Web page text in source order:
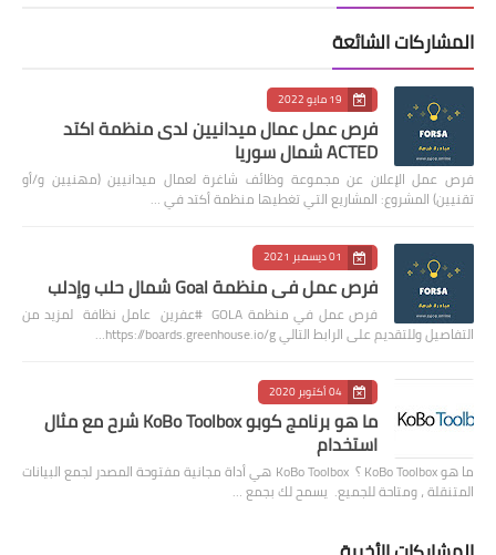
المشاركات الشائعة
19 مايو 2022
فرص عمل عمال ميدانيين لدى منظمة اكتد
ACTED شمال سوريا
فرص عمل الإعلان عن مجموعة وظائف شاغرة لعمال ميدانيين (مهنيين و/أو
تقنيين) المشروع: المشاريع التي تغطيها منظمة أكتد في …
01 ديسمبر 2021
فرص عمل في منظمة Goal شمال حلب وإدلب
فرص عمل في منظمة GOLA #عفرين عامل نظافة لمزيد من
التفاصيل وللتقديم على الرابط التالي https://boards.greenhouse.io/g…
04 أكتوبر 2020
ما هو برنامج كوبو KoBo Toolbox شرح مع مثال
استخدام
ما هو KoBo Toolbox ؟ KoBo Toolbox هي أداة مجانية مفتوحة المصدر لجمع البيانات
المتنقلة ، ومتاحة للجميع. يسمح لك بجمع …